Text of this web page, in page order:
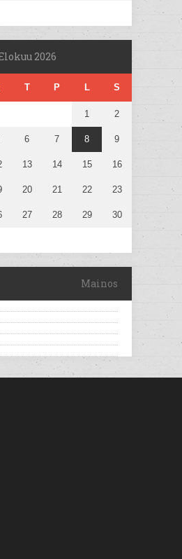
2026
T P L S
1 2
6 7 8 9
13 14 15 16
20 21 22 23
27 28 29 30
Mainos